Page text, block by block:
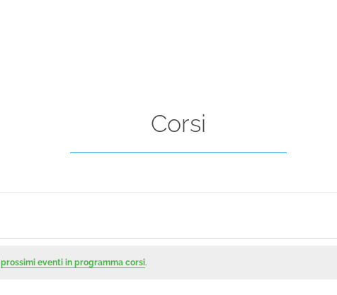
Corsi
prossimi eventi in programma corsi.